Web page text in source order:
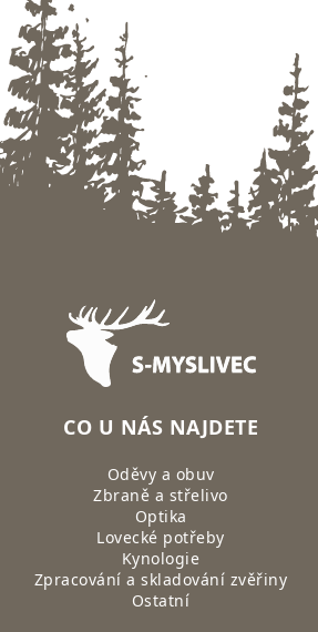
Zápatí
CO U NÁS NAJDETE
Oděvy a obuv
Zbraně a střelivo
Optika
Lovecké potřeby
Kynologie
Zpracování a skladování zvěřiny
Ostatní